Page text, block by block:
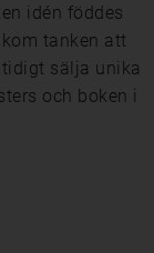
idén föddes
tanken att
sälja unika
och boken i